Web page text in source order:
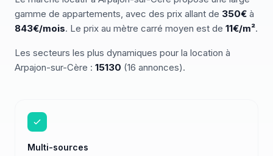
gamme de appartements, avec des prix allant de 350€ à
843€/mois. Le prix au mètre carré moyen est de 11€/m².
Les secteurs les plus dynamiques pour la location à
Arpajon-sur-Cère : 15130 (16 annonces).
Multi-sources